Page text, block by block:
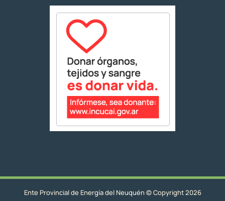
Ente Provincial de Energía del Neuquén © Copyright 2026